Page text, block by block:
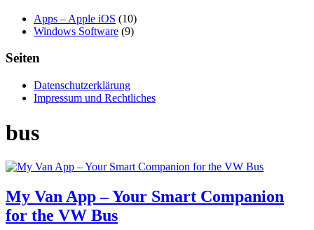
Apps – Apple iOS (10)
Windows Software (9)
Seiten
Datenschutzerklärung
Impressum und Rechtliches
bus
My Van App – Your Smart Companion
for the VW Bus